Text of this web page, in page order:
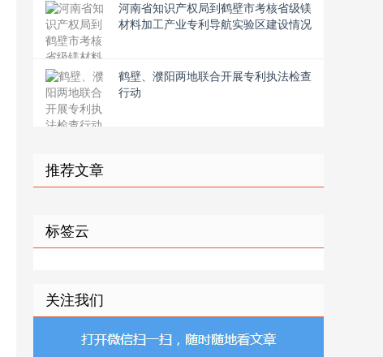
河南省知识产权局到鹤壁市考核省级镁
材料加工产业专利导航实验区建设情况
鹤壁、濮阳两地联合开展专利执法检查
行动
推荐文章
标签云
关注我们